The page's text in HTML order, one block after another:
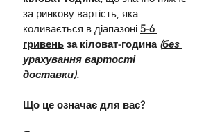
за ринкову вартість, яка
коливається в діапазоні 5-6
гривень за кіловат-година (без
урахування вартості
доставки).
Що це означає для вас?